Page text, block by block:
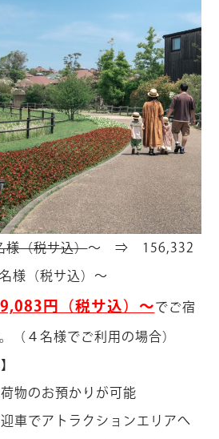
（税サ込）～ ⇒ 156,332
様（税サ込）～
円（税サ込）～でご宿
（４名様でご利用の場合）
物のお預かりが可能
車でアトラクションエリアへ